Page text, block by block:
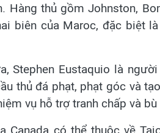
Hàng thủ gồm Johnston,
biên của Maroc, đặc biệt
Stephen Eustaquio là
thủ đá phạt, phạt góc và
vụ hỗ trợ tranh chấp và